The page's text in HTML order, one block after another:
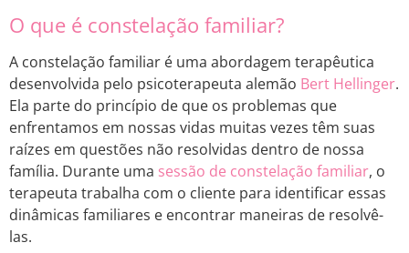
O que é constelação familiar?
A constelação familiar é uma abordagem terapêutica
desenvolvida pelo psicoterapeuta alemão Bert Hellinger.
Ela parte do princípio de que os problemas que
enfrentamos em nossas vidas muitas vezes têm suas
raízes em questões não resolvidas dentro de nossa
família. Durante uma sessão de constelação familiar, o
terapeuta trabalha com o cliente para identificar essas
dinâmicas familiares e encontrar maneiras de resolvê-
las.